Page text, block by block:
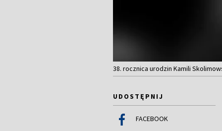
38. rocznica urodzin Kamili
UDOSTĘPNIJ
FACEBOOK